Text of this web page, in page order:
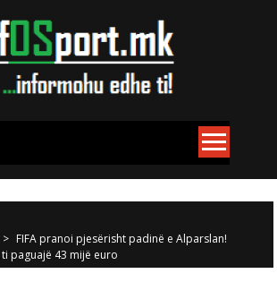
> FIFA pranoi pjesërisht padinë e Alparslan!
paguajë 43 mijë euro